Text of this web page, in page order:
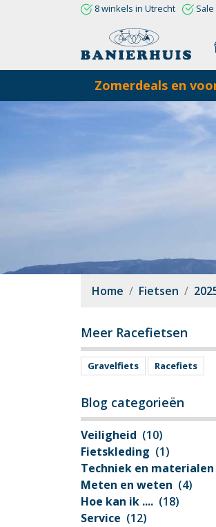
8 winkels in Utrecht
Zomerdeals en
Home Fietsen
Meer Racefietsen
Gravelfiets Racefiets
Blog categorieën
Veiligheid (10)
Fietskleding (1)
Techniek en materialen
Meten en weten (4)
Hoe kan ik .... (18)
Service (12)